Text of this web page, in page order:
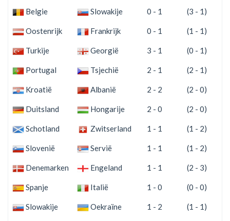
Belgie Slowakije 0 - 1 (3 - 1)
Oostenrijk Frankrijk 0 - 1 (1 - 1)
Turkije Georgië 3 - 1 (0 - 1)
Portugal Tsjechië 2 - 1 (2 - 1)
Kroatië Albanië 2 - 2 (2 - 0)
Duitsland Hongarije 2 - 0 (2 - 0)
Schotland Zwitserland 1 - 1 (1 - 2)
Slovenië Servië 1 - 1 (1 - 2)
Denemarken Engeland 1 - 1 (2 - 3)
Spanje Italië 1 - 0 (0 - 0)
Slowakije Oekraïne 1 - 2 (1 - 1)